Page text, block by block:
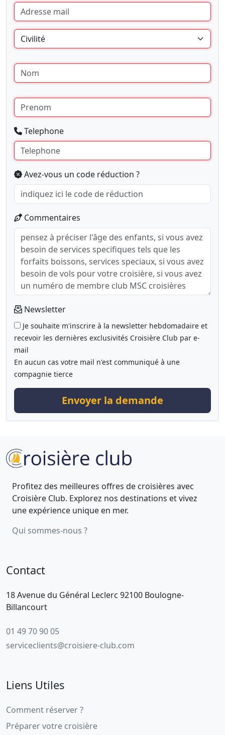
Telephone
Avez-vous un code réduction ?
Commentaires
Newsletter
Je souhaite m'inscrire à la newsletter hebdomadaire et
recevoir les dernières exclusivités Croisière Club par e-
mail
En aucun cas votre mail n'est communiqué à une
compagnie tierce
Envoyer la demande
Profitez des meilleures offres de croisières avec
Croisière Club. Explorez nos destinations et vivez
une expérience unique en mer.
Qui sommes-nous ?
Contact
18 Avenue du Général Leclerc 92100 Boulogne-
Billancourt
01 49 70 90 05
serviceclients@croisiere-club.com
Liens Utiles
Comment réserver ?
Préparer votre croisière